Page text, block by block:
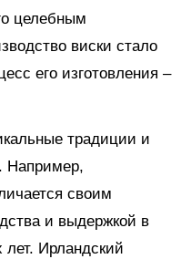
целебным
виски стало
его изготовления –
традиции и
Например,
своим
и выдержкой в
лет. Ирландский